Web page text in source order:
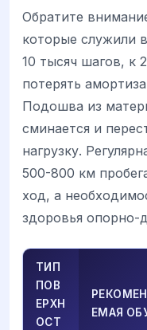
Обратите
которые служили
10 тысяч шагов, к
потерять
Подошва из
сминается и
нагрузку.
500-800 км
ход, а
здоровья опорно-
ТИП
ПОВ
ЕРХН
ОСТ
ЕМАЯ